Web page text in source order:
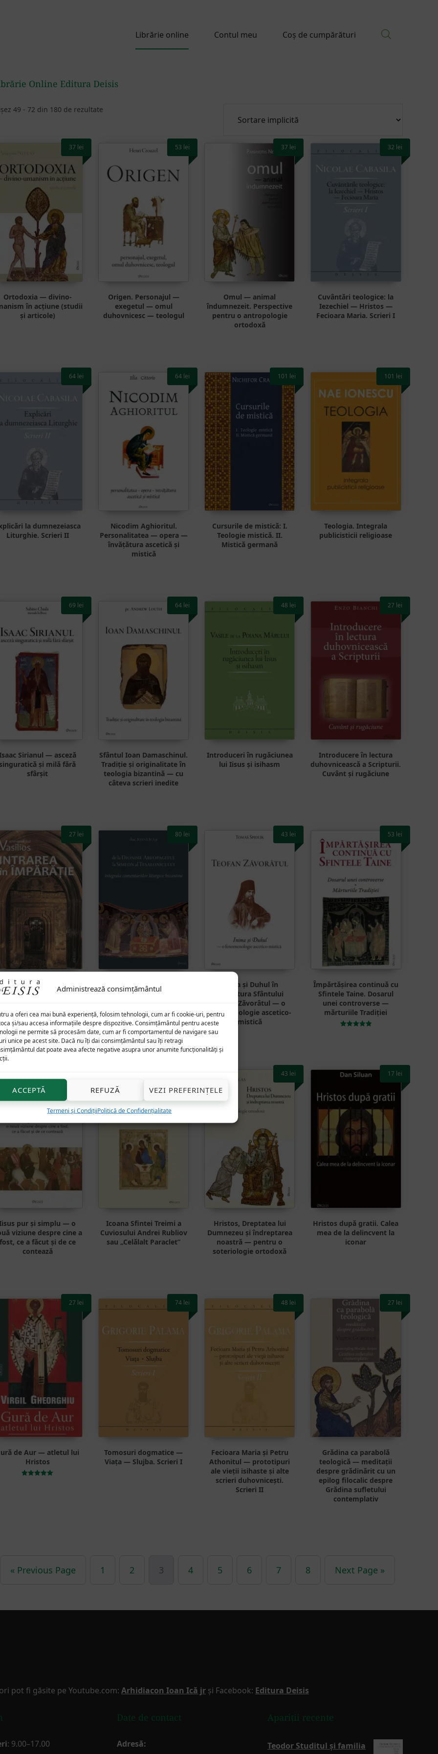
Administrează consimțământul
a oferi cea mai bună experiență, folosim tehnologii, cum ar fi cookie-uri, pentru
și/sau accesa informațiile despre dispozitive. Consimțământul pentru aceste
ne permite să procesăm date, cum ar fi comportamentul de navigare sau
unice pe acest site. Dacă nu îți dai consimțământul sau îți retragi
dat poate avea afecte negative asupra unor anumite funcționalități și
ACCEPTĂ REFUZĂ VEZI PREFERINȚELE
Termeni și CondițiiPolitică de Confidențialitate
Librărie online Contul meu Coș de cumpărături
Online Editura Deisis
49 - 72 din 180 de rezultate
Ortodoxia — divino-
în acțiune (studii
și articole)
37 lei
Origen. Personajul —
exegetul — omul
duhovnicesc — teologul
53 lei
Omul — animal
îndumnezeit. Perspective
pentru o antropologie
ortodoxă
37 lei
Cuvântări teologice: la
Iezechiel — Hristos —
Fecioara Maria. Scrieri I
32 lei
la dumnezeiasca
Liturghie. Scrieri II
64 lei
Nicodim Aghioritul.
Personalitatea — opera —
învățătura ascetică și
mistică
64 lei
Cursurile de mistică: I.
Teologie mistică. II.
Mistică germană
101 lei
Teologia. Integrala
publicisticii religioase
101 lei
Sirianul — asceză
și milă fără
sfârșit
69 lei
Sfântul Ioan Damaschinul.
Tradiție și originalitate în
teologia bizantină — cu
câteva scrieri inedite
64 lei
Introduceri în rugăciunea
lui Iisus și isihasm
48 lei
Introducere în lectura
duhovnicească a Scripturii.
Cuvânt și rugăciune
27 lei
în Împărăție sau
modul liturgic
27 lei
De la Dionisie Areopagitul
la Simeon al Tesalonicului
liturgice bizantine (studii
și texte)
80 lei
Inima și Duhul în
învățătura Sfântului
Teofan Zăvorâtul — o
fenomenologie ascetico-
mistică
43 lei
Împărtășirea continuă cu
Sfintele Taine. Dosarul
unei controverse —
mărturiile Tradiției
53 lei
pur și simplu — o
viziune despre cine a
ce a făcut și de ce
contează
Icoana Sfintei Treimi a
Cuviosului Andrei Rubliov
sau „Celălalt Paraclet”
Hristos, Dreptatea lui
Dumnezeu și îndreptarea
noastră — pentru o
soteriologie ortodoxă
43 lei
Hristos după gratii. Calea
mea de la delincvent la
iconar
17 lei
de Aur — atletul lui
Hristos
27 lei
Tomosuri dogmatice —
Viața — Slujba. Scrieri I
74 lei
Fecioara Maria și Petru
Athonitul — prototipuri
ale vieții isihaste și alte
scrieri duhovnicești.
Scrieri II
48 lei
Grădina ca parabolă
teologică — meditații
despre grădinărit cu un
epilog filocalic despre
Grădina sufletului
contemplativ
27 lei
« Previous Page 1 2 3 4 5 6 7 8 Next Page »
pot fi găsite pe Youtube.com: Arhidiacon Ioan Ică jr și Facebook: Editura Deisis
: 9.00–17.00
Date de contact
Adresă:
Apariții recente
Teodor Studitul și familia